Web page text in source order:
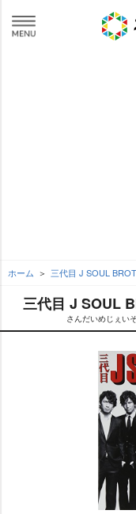
ホーム 三代目 J SOUL
三代目 J SOUL
さんだいめじぇい